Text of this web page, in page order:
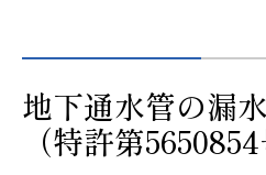
地下通水管の漏
（特許第5650854